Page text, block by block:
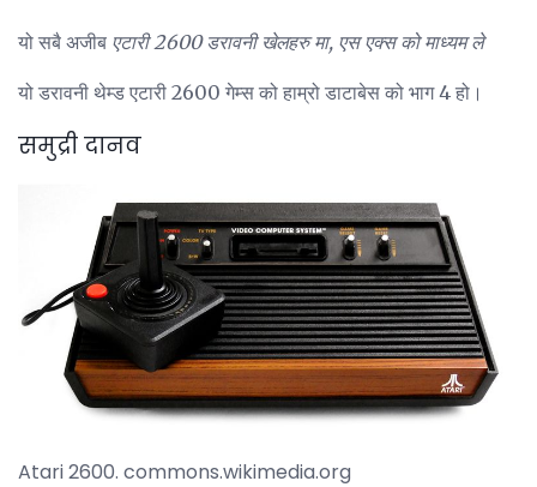
यो सबै अजीब एटारी 2600 डरावनी खेलहरु मा, एस एक्स को माध्यम ले
यो डरावनी थेम्ड एटारी 2600 गेम्स को हाम्रो डाटाबेस को भाग 4 हो।
समुद्री दानव
Atari 2600. commons.wikimedia.org